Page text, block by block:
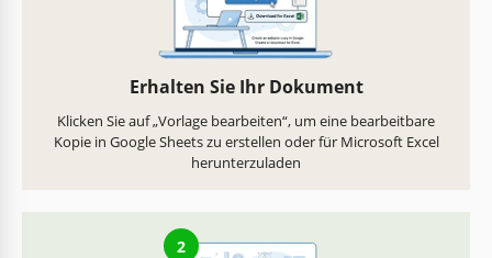
Erhalten Sie Ihr Dokument
Klicken Sie auf „Vorlage bearbeiten“, um eine bearbeitbare
Kopie in Google Sheets zu erstellen oder für Microsoft Excel
herunterzuladen
2